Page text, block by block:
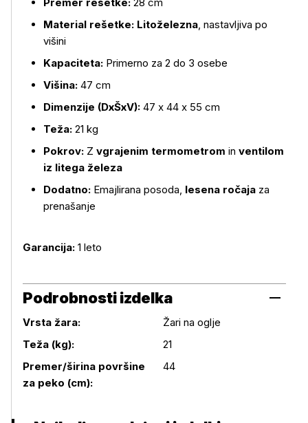
Material rešetke: Litoželezna, nastavljiva po
višini
Kapaciteta: Primerno za 2 do 3 osebe
Višina: 47 cm
Dimenzije (DxŠxV): 47 x 44 x 55 cm
Teža: 21 kg
Pokrov: Z vgrajenim termometrom in ventilom
iz litega železa
Dodatno: Emajlirana posoda, lesena ročaja za
prenašanje
Garancija: 1 leto
Podrobnosti izdelka
Podrobnosti izdelka
Vrsta žara:
Žari na oglje
Teža (kg):
21
Premer/širina površine
za peko (cm):
44